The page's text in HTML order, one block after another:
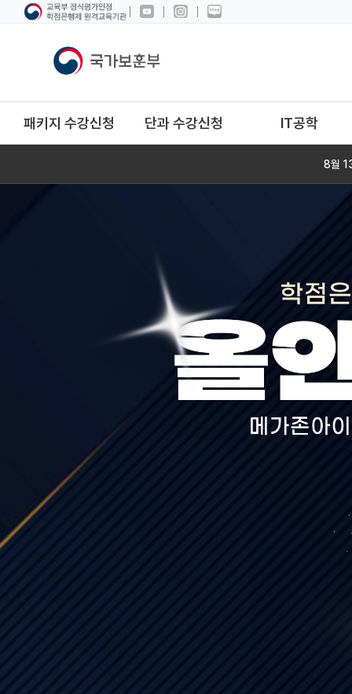
패키지 수강신청 단과 수강신청 IT공학
8월